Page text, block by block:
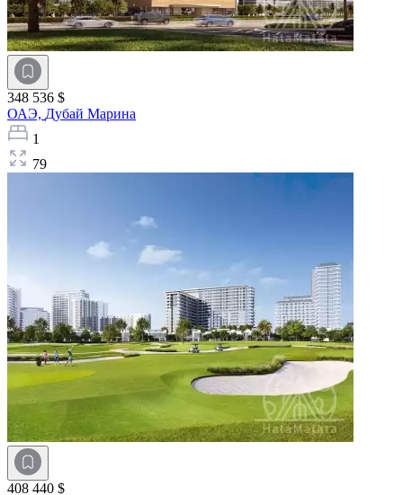
348 536 $
ОАЭ, Дубай Марина
1
79
408 440 $